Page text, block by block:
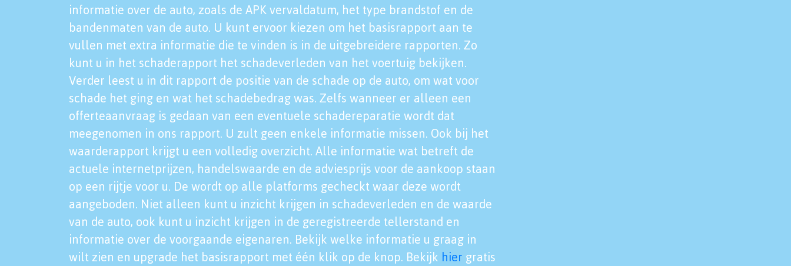
informatie over de auto, zoals de APK vervaldatum, het type brandstof en de
bandenmaten van de auto. U kunt ervoor kiezen om het basisrapport aan te
vullen met extra informatie die te vinden is in de uitgebreidere rapporten. Zo
kunt u in het schaderapport het schadeverleden van het voertuig bekijken.
Verder leest u in dit rapport de positie van de schade op de auto, om wat voor
schade het ging en wat het schadebedrag was. Zelfs wanneer er alleen een
offerteaanvraag is gedaan van een eventuele schadereparatie wordt dat
meegenomen in ons rapport. U zult geen enkele informatie missen. Ook bij het
waarderapport krijgt u een volledig overzicht. Alle informatie wat betreft de
actuele internetprijzen, handelswaarde en de adviesprijs voor de aankoop staan
op een rijtje voor u. De wordt op alle platforms gecheckt waar deze wordt
aangeboden. Niet alleen kunt u inzicht krijgen in schadeverleden en de waarde
van de auto, ook kunt u inzicht krijgen in de geregistreerde tellerstand en
informatie over de voorgaande eigenaren. Bekijk welke informatie u graag in
wilt zien en upgrade het basisrapport met één klik op de knop. Bekijk hier gratis